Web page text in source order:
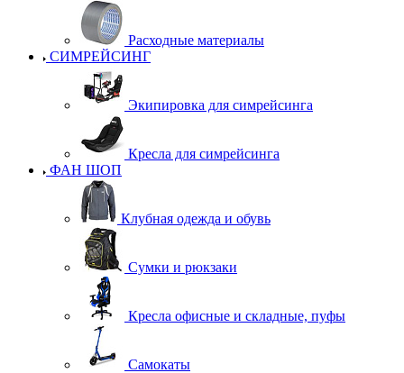
Расходные материалы
СИМРЕЙСИНГ
Экипировка для симрейсинга
Кресла для симрейсинга
ФАН ШОП
Клубная одежда и обувь
Сумки и рюкзаки
Кресла офисные и складные, пуфы
Самокаты